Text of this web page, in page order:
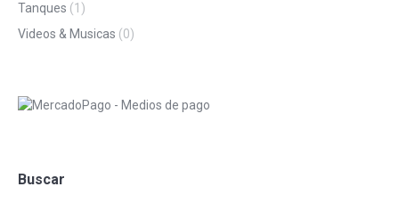
Tanques (1)
Videos & Musicas (0)
Buscar